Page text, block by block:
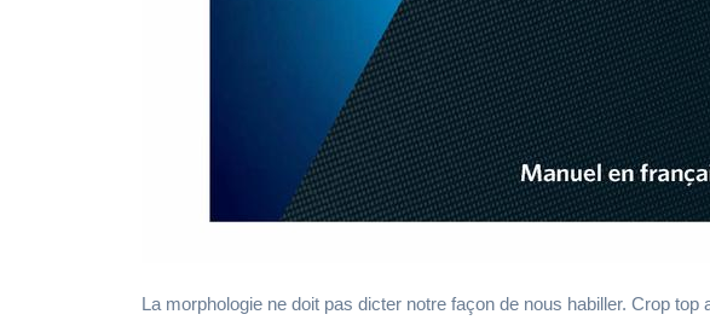
La morphologie ne doit pas dicter notre façon de nous habiller. Crop